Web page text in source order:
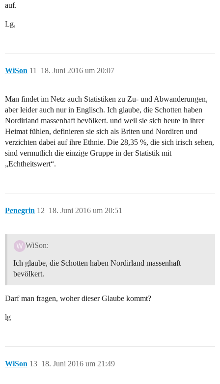
auf.
Lg,
WiSon 18. Juni 2016 um 20:07
11
Man findet im Netz auch Statistiken zu Zu- und Abwanderungen,
aber leider auch nur in Englisch. Ich glaube, die Schotten haben
Nordirland massenhaft bevölkert. und weil sie sich heute in ihrer
Heimat fühlen, definieren sie sich als Briten und Nordiren und
verzichten dabei auf ihre Ethnie. Die 28,35 %, die sich irisch sehen,
sind vermutlich die einzige Gruppe in der Statistik mit
„Echtheitswert“.
Penegrin 18. Juni 2016 um 20:51
12
WiSon:
Ich glaube, die Schotten haben Nordirland massenhaft
bevölkert.
Darf man fragen, woher dieser Glaube kommt?
lg
WiSon 18. Juni 2016 um 21:49
13